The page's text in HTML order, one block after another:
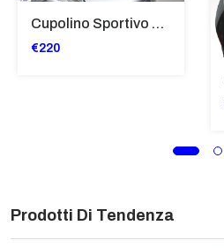
Cupolino Sportivo Per Bmw K 1200 R Sport 2005-07 TRASPARENTE - Sc967-T
€220
Prodotti Di Tendenza